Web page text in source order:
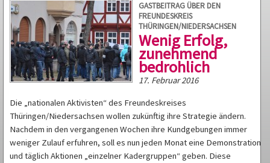
GASTBEITRAG ÜBER DEN
FREUNDESKREIS
THÜRINGEN/NIEDERSACHSEN
Wenig Erfolg,
zunehmend
bedrohlich
17. Februar 2016
Die „nationalen Aktivisten“ des Freundeskreises
Thüringen/Niedersachsen wollen zukünftig ihre Strategie ändern.
Nachdem in den vergangenen Wochen ihre Kundgebungen immer
weniger Zulauf erfuhren, soll es nun jeden Monat eine Demonstration
und täglich Aktionen „einzelner Kadergruppen“ geben. Diese